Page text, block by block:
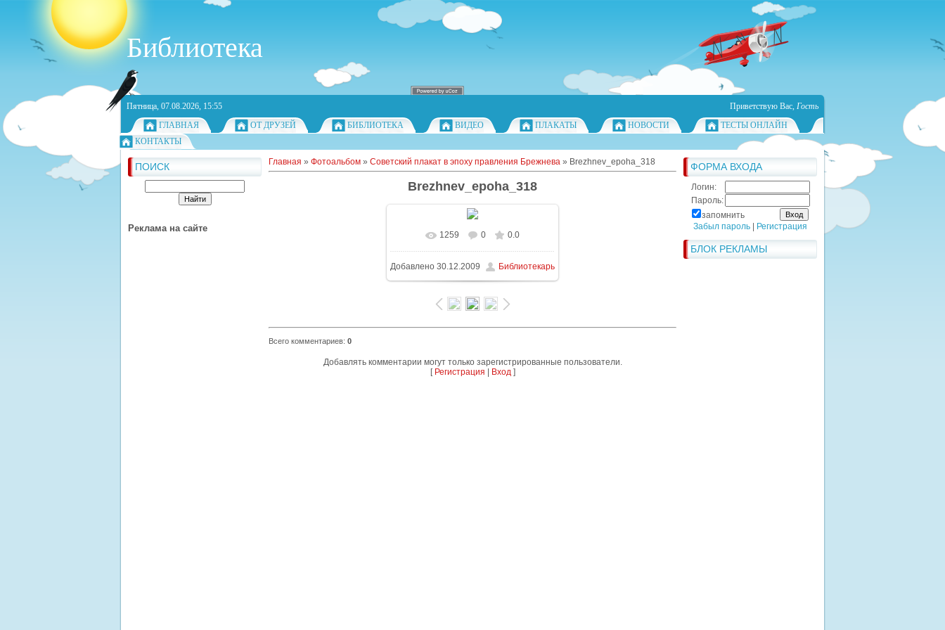
Библиотека
Пятница, 07.08.2026, 15:55 Приветствую Вас, Гость
ГЛАВНАЯ
ОТ ДРУЗЕЙ БИБЛИОТЕКА ВИДЕО ПЛАКАТЫ НОВОСТИ
ТЕСТЫ ОНЛАЙН
КОНТАКТЫ
ПОИСК
Реклама на сайте
ФОРМА ВХОДА
Логин:
Пароль:
запомнить
Забыл пароль
Регистрация
БЛОК РЕКЛАМЫ
Главная » Фотоальбом » Советский плакат в эпоху правления Брежнева » Brezhnev_epoha_318
Brezhnev_epoha_318
1259 0 0.0
Добавлено 30.12.2009 Библиотекарь
Всего комментариев: 0
Добавлять комментарии могут только зарегистрированные пользователи.
[ Регистрация Вход]